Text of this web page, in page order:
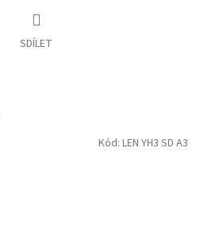
SDÍLET
Kód: LEN YH3 SD A3